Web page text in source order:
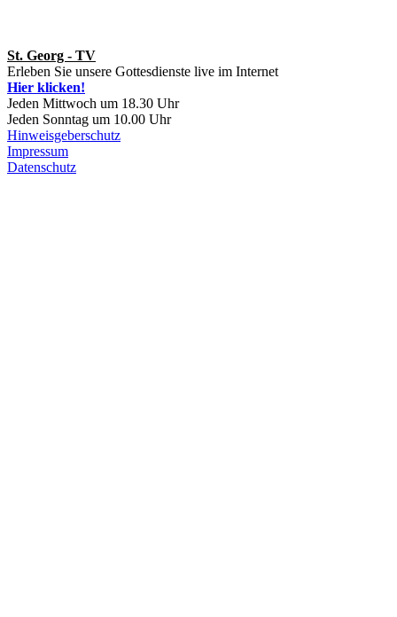
St. Georg - TV
Erleben Sie unsere Gottesdienste live im Internet
Hier klicken!
Jeden Mittwoch um 18.30 Uhr
Jeden Sonntag um 10.00 Uhr
Hinweisgeberschutz
Impressum
Datenschutz